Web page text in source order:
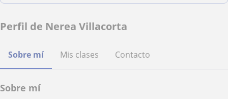
Perfil de Nerea Villacorta
Sobre mí Mis clases Contacto
Sobre mí